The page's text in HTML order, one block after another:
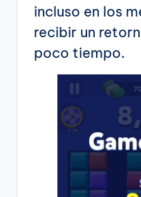
incluso en los
recibir un
poco tiempo.